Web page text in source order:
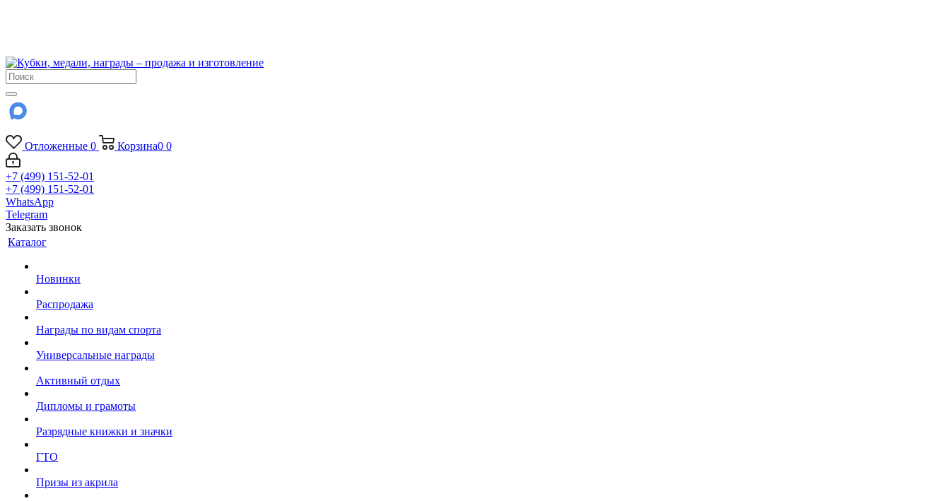
Отложенные 0 Корзина0 0
+7 (499) 151-52-01
+7 (499) 151-52-01
WhatsApp
Telegram
Заказать звонок
Каталог
Новинки
Распродажа
Награды по видам спорта
Универсальные награды
Активный отдых
Дипломы и грамоты
Разрядные книжки и значки
ГТО
Призы из акрила